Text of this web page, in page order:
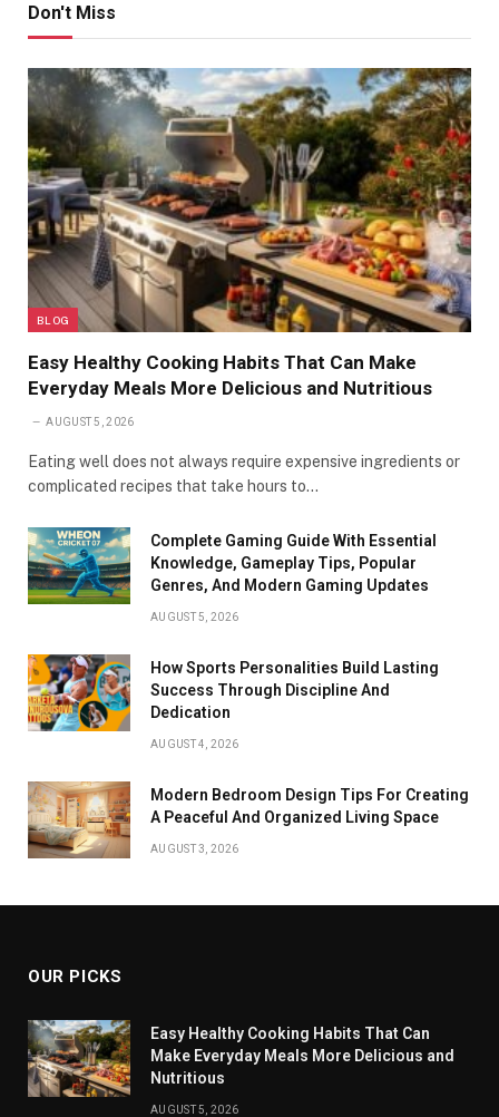
Don't Miss
BLOG
Easy Healthy Cooking Habits That Can Make
Everyday Meals More Delicious and Nutritious
AUGUST 5, 2026
Eating well does not always require expensive ingredients or
complicated recipes that take hours to…
Complete Gaming Guide With Essential
Knowledge, Gameplay Tips, Popular
Genres, And Modern Gaming Updates
AUGUST 5, 2026
How Sports Personalities Build Lasting
Success Through Discipline And
Dedication
AUGUST 4, 2026
Modern Bedroom Design Tips For Creating
A Peaceful And Organized Living Space
AUGUST 3, 2026
OUR PICKS
Easy Healthy Cooking Habits That Can
Make Everyday Meals More Delicious and
Nutritious
AUGUST 5, 2026